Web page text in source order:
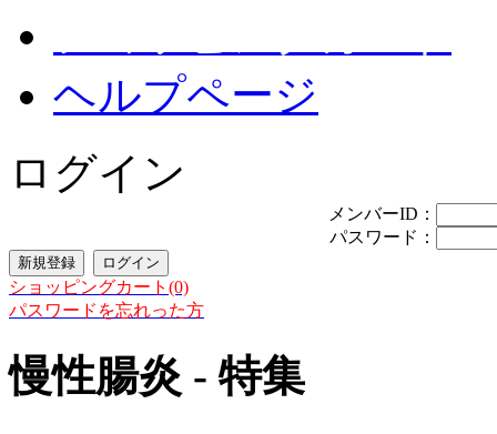
ヘルプページ
ログイン
メンバーID：
パスワード：
ショッピングカート(0)
パスワードを忘れった方
慢性腸炎 - 特集